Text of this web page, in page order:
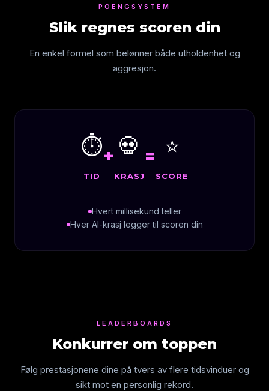
POENGSYSTEM
Slik regnes scoren din
En enkel formel som belønner både utholdenhet og
aggresjon.
⏱️
TID
+ 💀
KRASJ
= ⭐
SCORE
Hvert millisekund teller
Hver AI-krasj legger til scoren din
LEADERBOARDS
Konkurrer om toppen
Følg prestasjonene dine på tvers av flere tidsvinduer og
sikt mot en personlig rekord.